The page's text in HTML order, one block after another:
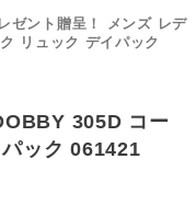
ゼント贈呈！ メンズ レデ
リュック デイパック
305D コー
ック 061421